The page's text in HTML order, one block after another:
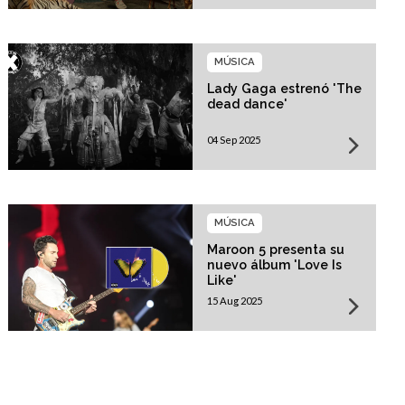
Lady Gaga estrenó 'The
dead dance'
MÚSICA
04 Sep 2025
Maroon 5 presenta su
nuevo álbum 'Love Is
Like'
MÚSICA
15 Aug 2025